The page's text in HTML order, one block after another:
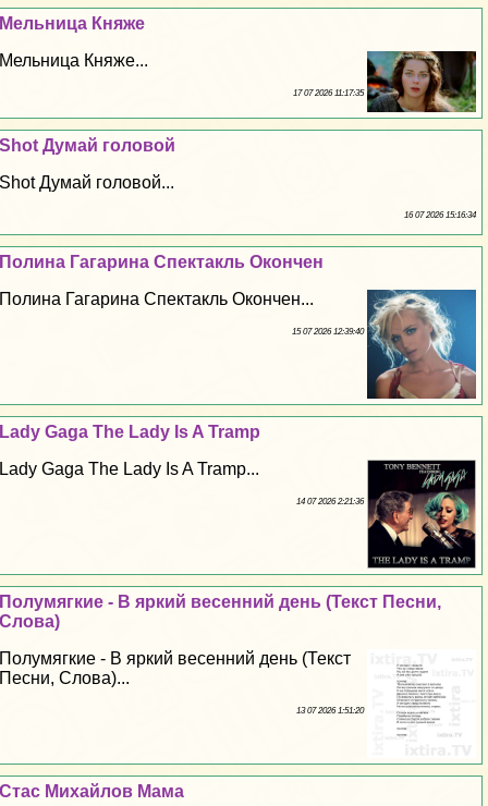
Мельница Княже
Мельница Княже...
17 07 2026 11:17:35
Shot Думай головой
Shot Думай головой...
16 07 2026 15:16:34
Полина Гагарина Спектакль Окончен
Полина Гагарина Спектакль Окончен...
15 07 2026 12:39:40
Lady Gaga The Lady Is A Tramp
Lady Gaga The Lady Is A Tramp...
14 07 2026 2:21:36
Полумягкие - В яркий весенний день (Текст Песни,
Слова)
Полумягкие - В яркий весенний день (Текст
Песни, Слова)...
13 07 2026 1:51:20
Стас Михайлов Мама